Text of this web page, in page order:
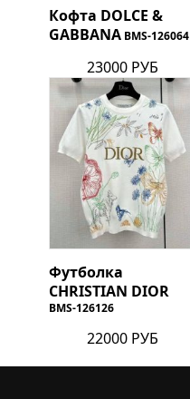
Кофта DOLCE &
GABBANA BMS-126064
23000 РУБ
Футболка
CHRISTIAN DIOR
BMS-126126
22000 РУБ